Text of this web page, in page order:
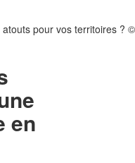
pour vos territoires ?
en